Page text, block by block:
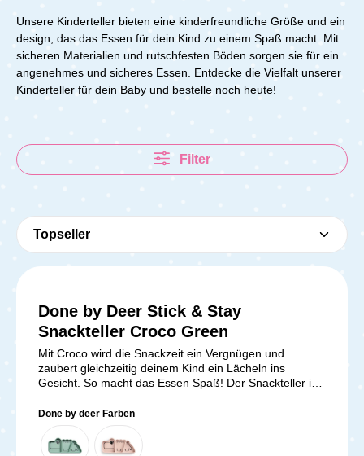
Unsere Kinderteller bieten eine kinderfreundliche Größe und ein
design, das das Essen für dein Kind zu einem Spaß macht. Mit
sicheren Materialien und rutschfesten Böden sorgen sie für ein
angenehmes und sicheres Essen. Entdecke die Vielfalt unserer
Kinderteller für dein Baby und bestelle noch heute!
Filter
Done by Deer Stick & Stay
Snackteller Croco Green
Mit Croco wird die Snackzeit ein Vergnügen und
zaubert gleichzeitig deinem Kind ein Lächeln ins
Gesicht. So macht das Essen Spaß! Der Snackteller ist
abgerundet und fördern dadurch dein Kind beim
selbstständigen Essenlernen. Durch Saugfüße an der
Unterseite haftet er auf allen glatten Oberflächen und
Done by deer Farben